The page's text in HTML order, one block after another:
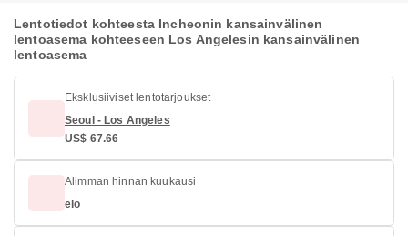
Lentotiedot kohteesta Incheonin kansainvälinen
lentoasema kohteeseen Los Angelesin kansainvälinen
lentoasema
Eksklusiiviset lentotarjoukset
Seoul - Los Angeles
US$ 67.66
Alimman hinnan kuukausi
elo